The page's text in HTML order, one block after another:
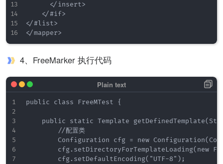
      </insert>
    </#if>
</#list>
4、FreeMarker 执行代码
public class FreeMTest {
public static Template
        //配置类
Configuration cfg = new
cfg.setDirectoryForTemplateLoading(new
        cfg.setDefaultEncoding("UTF-8");